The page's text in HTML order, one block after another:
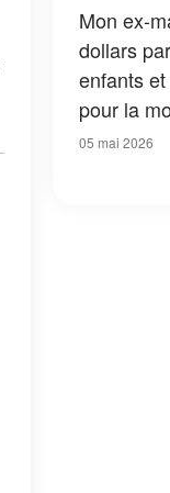
qu'il était
Mon ex-
dollars
enfants
pour la
– Ce que
05 mai 2026